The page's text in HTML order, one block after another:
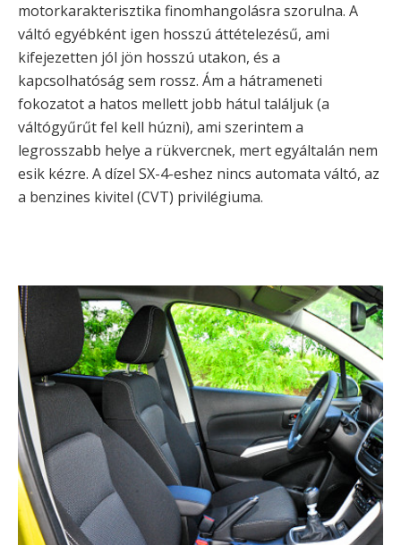
motorkarakterisztika finomhangolásra szorulna. A
váltó egyébként igen hosszú áttételezésű, ami
kifejezetten jól jön hosszú utakon, és a
kapcsolhatóság sem rossz. Ám a hátrameneti
fokozatot a hatos mellett jobb hátul találjuk (a
váltógyűrűt fel kell húzni), ami szerintem a
legrosszabb helye a rükvercnek, mert egyáltalán nem
esik kézre. A dízel SX-4-eshez nincs automata váltó, az
a benzines kivitel (CVT) privilégiuma.